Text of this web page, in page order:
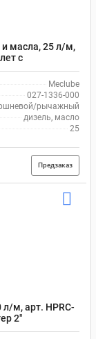
масла, 25 л/м,
с
Meclube
027-1336-000
рычажный
дизель, масло
25
Предзаказ
м, арт. HPRC-
2"